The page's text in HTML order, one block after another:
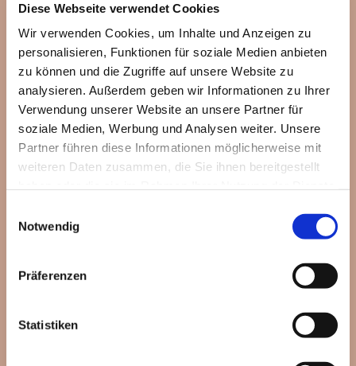
Diese Webseite verwendet Cookies
Wir verwenden Cookies, um Inhalte und Anzeigen zu
personalisieren, Funktionen für soziale Medien anbieten
zu können und die Zugriffe auf unsere Website zu
analysieren. Außerdem geben wir Informationen zu Ihrer
Verwendung unserer Website an unsere Partner für
soziale Medien, Werbung und Analysen weiter. Unsere
Partner führen diese Informationen möglicherweise mit
weiteren Daten zusammen, die Sie ihnen bereitgestellt
Notwendig
Präferenzen
Statistiken